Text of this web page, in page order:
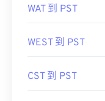
WAT 到 PST
WEST 到 PST
CST 到 PST